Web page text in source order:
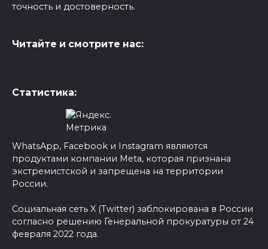
точность и достоверность.
Читайте и смотрите нас:
Статистика:
WhatsApp, Facebook и Instagram являются
продуктами компании Meta, которая признана
экстремистской и запрещена на территории
России.
Социальная сеть X (Twitter) заблокирована в России
согласно решению Генеральной прокуратуры от 24
февраля 2022 года.